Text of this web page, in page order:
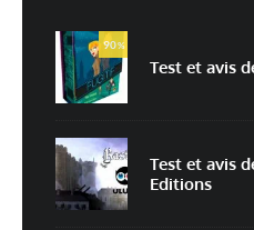
*
Enregistrer mon nom, mon e-mail
mon prochain commentaire.
90%
Test et avis
Test et avis
Editions